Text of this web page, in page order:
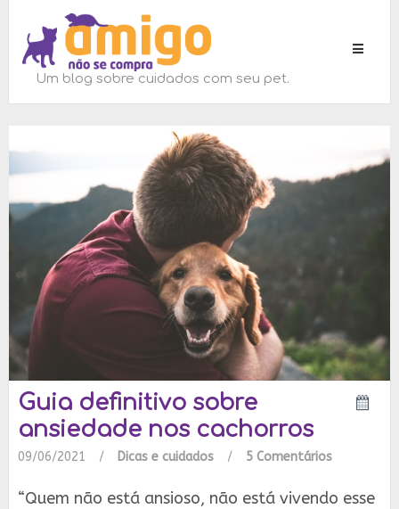
Toggle
Um blog sobre cuidados com seu pet.
Guia definitivo sobre
ansiedade nos cachorros
09/06/2021 / Dicas e cuidados / 5 Comentários
“Quem não está ansioso, não está vivendo esse